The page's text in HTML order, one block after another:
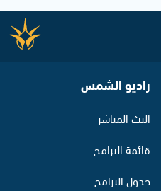
راديو الشمس
البث المباشر
قائمة البرامج
جدول البرامج